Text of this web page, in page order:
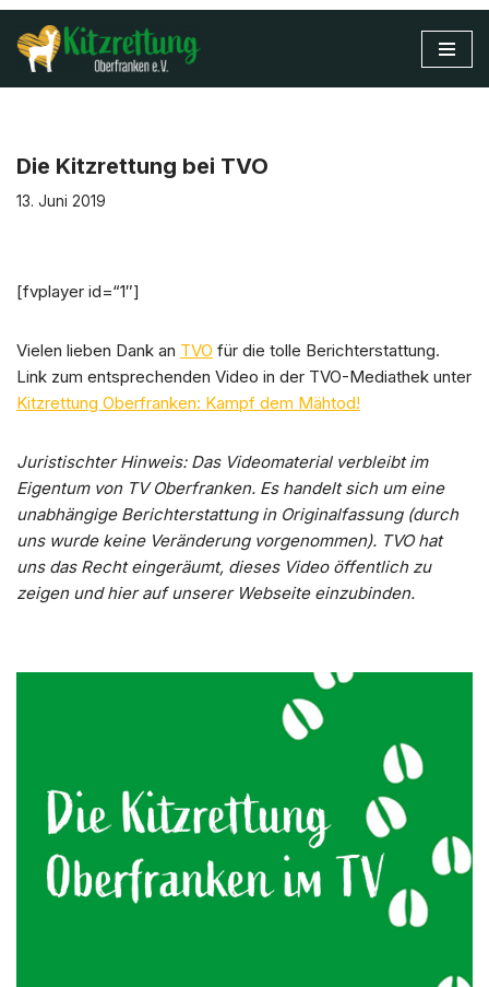
Zum
Inhalt
Die Kitzrettung bei TVO
13. Juni 2019
[fvplayer id=“1″]
Vielen lieben Dank an TVO für die tolle Berichterstattung.
Link zum entsprechenden Video in der TVO-Mediathek unter
Kitzrettung Oberfranken: Kampf dem Mähtod!
Juristischter Hinweis: Das Videomaterial verbleibt im
Eigentum von TV Oberfranken. Es handelt sich um eine
unabhängige Berichterstattung in Originalfassung (durch
uns wurde keine Veränderung vorgenommen). TVO hat
uns das Recht eingeräumt, dieses Video öffentlich zu
zeigen und hier auf unserer Webseite einzubinden.